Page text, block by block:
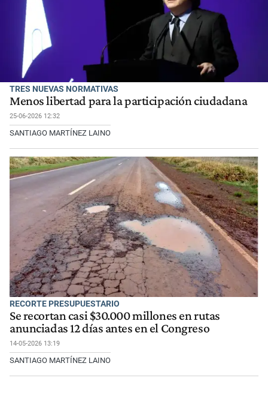
TRES NUEVAS NORMATIVAS
Menos libertad para la participación ciudadana
25-06-2026 12:32
SANTIAGO MARTÍNEZ LAINO
RECORTE PRESUPUESTARIO
Se recortan casi $30.000 millones en rutas
anunciadas 12 días antes en el Congreso
14-05-2026 13:19
SANTIAGO MARTÍNEZ LAINO